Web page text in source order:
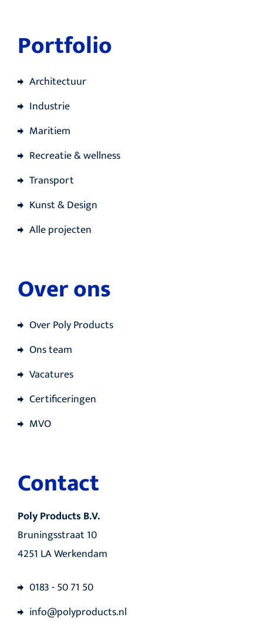
Portfolio
Architectuur
Industrie
Maritiem
Recreatie & wellness
Transport
Kunst & Design
Alle projecten
Over ons
Over Poly Products
Ons team
Vacatures
Certificeringen
MVO
Contact
Poly Products B.V.
Bruningsstraat 10
4251 LA Werkendam
0183 - 50 71 50
info@polyproducts.nl